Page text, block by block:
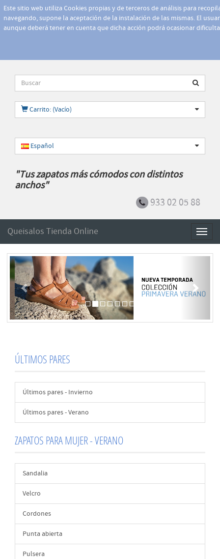
Este sitio web utiliza Cookies propias y de terceros de análisis para
navegando, supone la aceptación de la instalación de las mismas. El
aunque deberá tener en cuenta que dicha acción podrá ocasionar
Carrito: (Vacío)
Español
"Tus zapatos más cómodos con distintos
anchos"
933 02 05 88
Queisalos Tienda Online
Anterior
ÚLTIMOS PARES
Últimos pares - Invierno
Últimos pares - Verano
ZAPATOS PARA MUJER - VERANO
Sandalia
Velcro
Cordones
Punta abierta
Pulsera